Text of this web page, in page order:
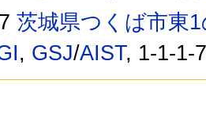
茨城県つくば市東
, GSJ/AIST, 1-1-1-